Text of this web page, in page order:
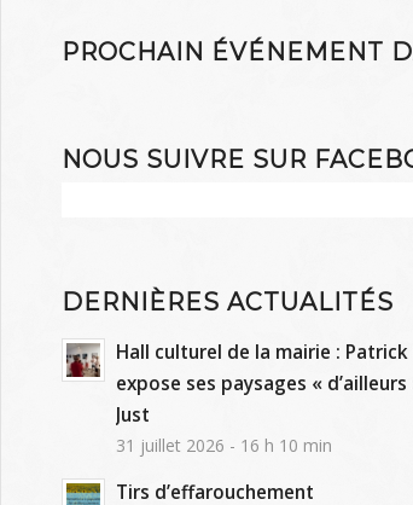
PROCHAIN ÉVÉNEMENT
NOUS SUIVRE SUR
DERNIÈRES ACTUALITÉS
Hall culturel de la mairie :
expose ses paysages « d’ailleurs
Just
31 juillet 2026 - 16 h 10 min
Tirs d’effarouchement